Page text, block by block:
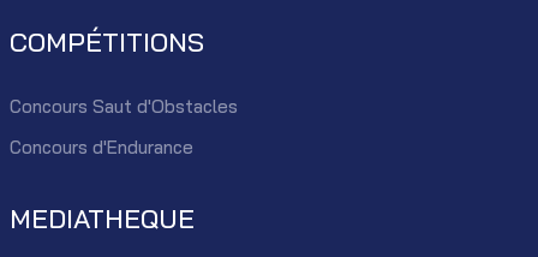
COMPÉTITIONS
Concours Saut d'Obstacles
Concours d'Endurance
MEDIATHEQUE